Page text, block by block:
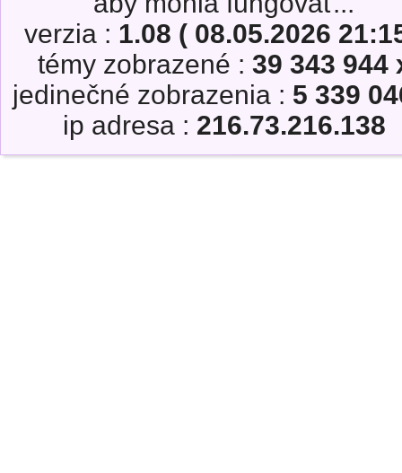
verzia : 1.08 ( 08.05.2026
témy zobrazené : 39 343 944
jedinečné zobrazenia : 5 339
ip adresa : 216.73.216.138